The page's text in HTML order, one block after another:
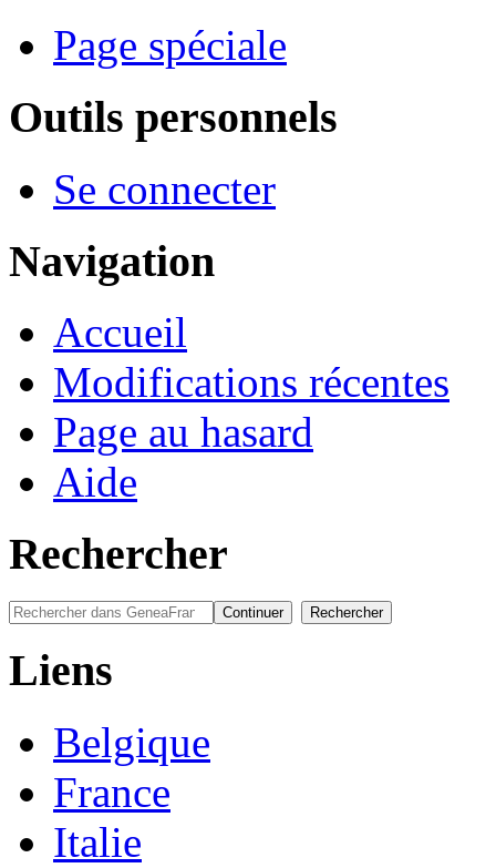
Page spéciale
Outils personnels
Se connecter
Navigation
Accueil
Modifications récentes
Page au hasard
Aide
Rechercher
Liens
Belgique
France
Italie